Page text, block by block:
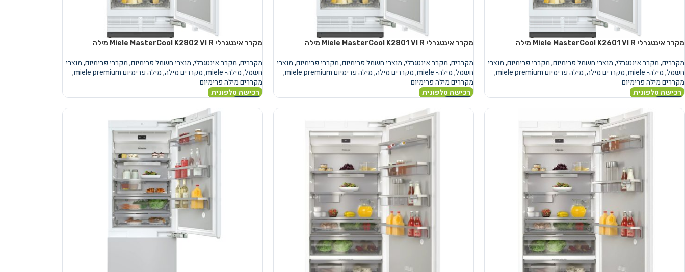
מקרר אינטגרלי Miele MasterCool K2601 VI R מילה
מקררים,מקרר אינטגרלי,מוצרי חשמל פרימיום,מקררי פרימיום,מוצרי
חשמל,מילה- miele ,מקררים מילה,מילה פרימיום miele premium
,
מקררים מילה פרימיום
רכישה טלפונית
מקרר אינטגרלי Miele MasterCool K2801 VI R מילה
מקררים,מקרר אינטגרלי,מוצרי חשמל פרימיום,מקררי פרימיום,מוצרי
חשמל,מילה- miele ,מקררים מילה,מילה פרימיום miele premium
,
מקררים מילה פרימיום
רכישה טלפונית
מקרר אינטגרלי Miele MasterCool K2802 VI R מילה
מקררים,מקרר אינטגרלי,מוצרי חשמל פרימיום,מקררי פרימיום,מוצרי
חשמל,מילה- miele ,מקררים מילה,מילה פרימיום miele premium
,
מקררים מילה פרימיום
רכישה טלפונית